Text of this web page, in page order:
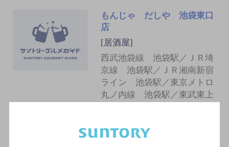
もんじゃ だしや 池袋東口
店
[居酒屋]
西武池袋線 池袋駅／ＪＲ埼
京線 池袋駅／ＪＲ湘南新宿
ライン 池袋駅／東京メトロ
丸ノ内線 池袋駅／東武東上